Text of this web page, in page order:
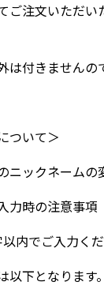
ご注文いただい
付きませんの
ついて＞
ックネームの
力時の注意事項
内でご入力くだ
下となります。